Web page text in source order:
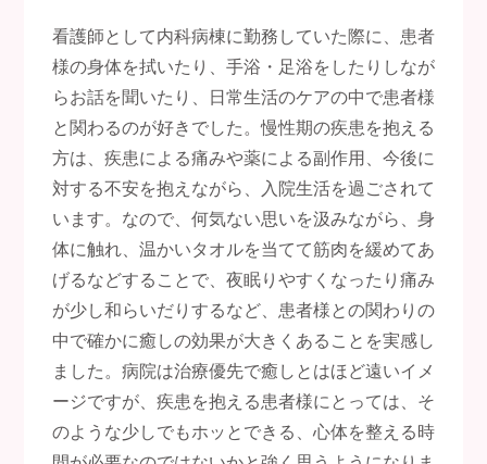
看護師として内科病棟に勤務していた際に、患者
様の身体を拭いたり、手浴・足浴をしたりしなが
らお話を聞いたり、日常生活のケアの中で患者様
と関わるのが好きでした。慢性期の疾患を抱える
方は、疾患による痛みや薬による副作用、今後に
対する不安を抱えながら、入院生活を過ごされて
います。なので、何気ない思いを汲みながら、身
体に触れ、温かいタオルを当てて筋肉を緩めてあ
げるなどすることで、夜眠りやすくなったり痛み
が少し和らいだりするなど、患者様との関わりの
中で確かに癒しの効果が大きくあることを実感し
ました。病院は治療優先で癒しとはほど遠いイメ
ージですが、疾患を抱える患者様にとっては、そ
のような少しでもホッとできる、心体を整える時